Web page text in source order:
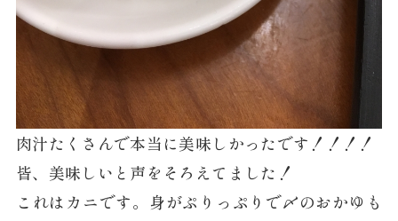
肉汁たくさんで本当に美味しかったです！！！！
皆、美味しいと声をそろえてました！
これはカニです。身がぷりっぷりで〆のおかゆも